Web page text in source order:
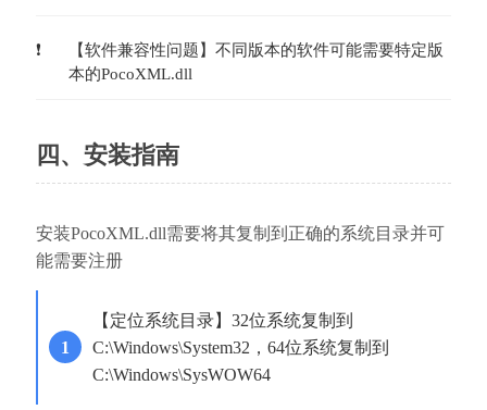
【软件兼容性问题】不同版本的软件可能需要特定版
本的PocoXML.dll
四、安装指南
安装PocoXML.dll需要将其复制到正确的系统目录并可
能需要注册
【定位系统目录】32位系统复制到
C:\Windows\System32，64位系统复制到
C:\Windows\SysWOW64